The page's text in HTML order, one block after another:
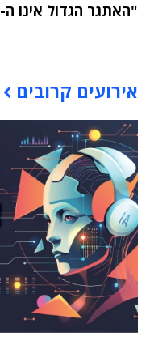
"האתגר הגדול אינו ה-AI אלא הטמעתה בארגון"
אירועים קרובים